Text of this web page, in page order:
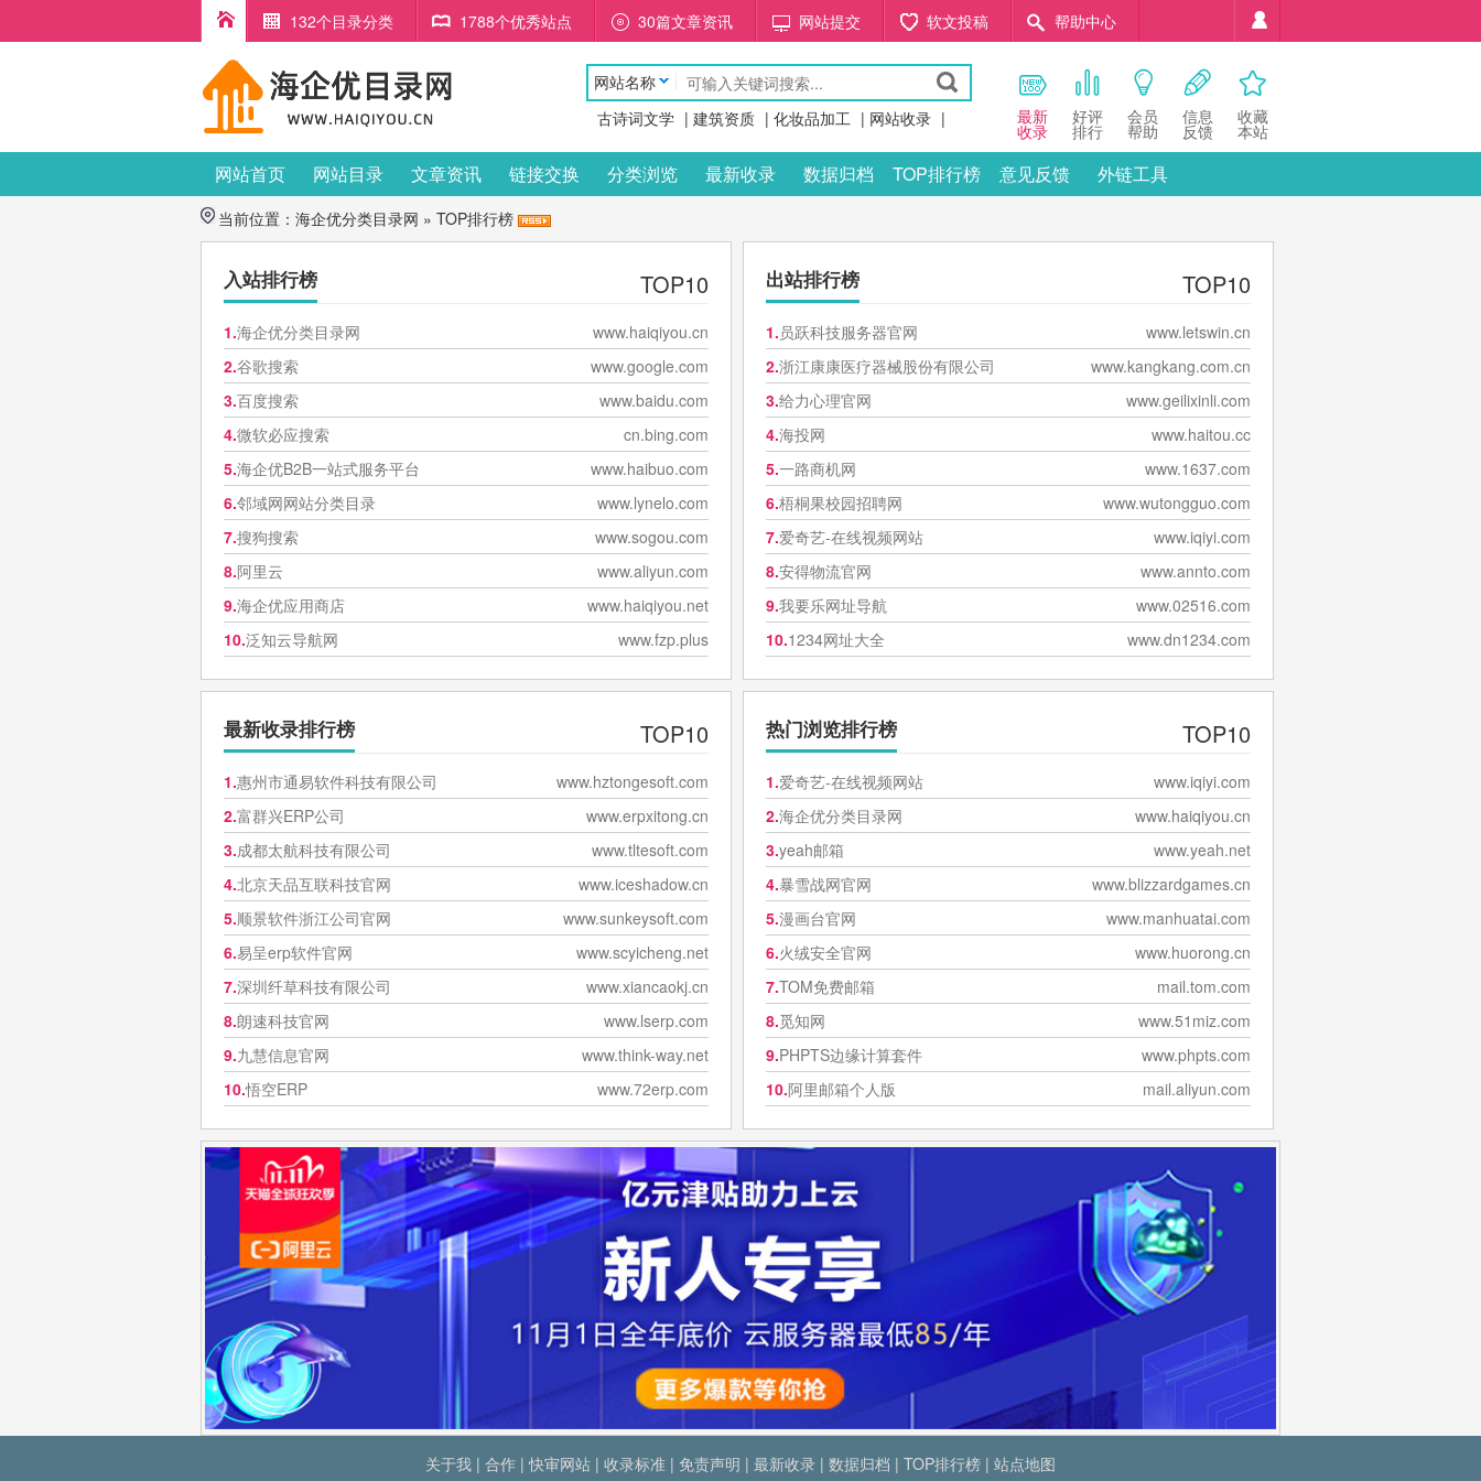
132个目录分类 1788个优秀站点 30篇文章资讯 网站提交 软文投稿 帮助中心
网站名称
古诗词文学 | 建筑资质 | 化妆品加工 | 网站收录 | 最新
收录
好评
排行
会员
帮助
信息
反馈
收藏
本站
网站首页 网站目录 文章资讯 链接交换 分类浏览 最新收录 数据归档 TOP排行榜 意见反馈 外链工具
当前位置： 海企优分类目录网 » TOP排行榜
入站排行榜 TOP10
1.海企优分类目录网
www.haiqiyou.cn
2.谷歌搜索
www.google.com
3.百度搜索
www.baidu.com
4.微软必应搜索
cn.bing.com
5.海企优B2B一站式服务平台
www.haibuo.com
6.邻域网网站分类目录
www.lynelo.com
7.搜狗搜索
www.sogou.com
8.阿里云
www.aliyun.com
9.海企优应用商店
www.haiqiyou.net
10.泛知云导航网 www.fzp.plus
出站排行榜 TOP10
1.员跃科技服务器官网
www.letswin.cn
2.浙江康康医疗器械股份有限公司
www.kangkang.com.cn
3.给力心理官网
www.geilixinli.com
4.海投网
www.haitou.cc
5.一路商机网
www.1637.com
6.梧桐果校园招聘网
www.wutongguo.com
7.爱奇艺-在线视频网站
www.iqiyi.com
8.安得物流官网
www.annto.com
9.我要乐网址导航
www.02516.com
10.1234网址大全 www.dn1234.com
最新收录排行榜 TOP10
1.惠州市通易软件科技有限公司
www.hztongesoft.com
2.富群兴ERP公司
www.erpxitong.cn
3.成都太航科技有限公司
www.tltesoft.com
4.北京天品互联科技官网
www.iceshadow.cn
5.顺景软件浙江公司官网
www.sunkeysoft.com
6.易呈erp软件官网
www.scyicheng.net
7.深圳纤草科技有限公司
www.xiancaokj.cn
8.朗速科技官网
www.lserp.com
9.九慧信息官网
www.think-way.net
10.悟空ERP www.72erp.com
热门浏览排行榜 TOP10
1.爱奇艺-在线视频网站
www.iqiyi.com
2.海企优分类目录网
www.haiqiyou.cn
3.yeah邮箱
www.yeah.net
4.暴雪战网官网
www.blizzardgames.cn
5.漫画台官网
www.manhuatai.com
6.火绒安全官网
www.huorong.cn
7.TOM免费邮箱
mail.tom.com
8.觅知网
www.51miz.com
9.PHPTS边缘计算套件
www.phpts.com
10.阿里邮箱个人版 mail.aliyun.com
关于我 | 合作 |快审网站 | 收录标准 | 免责声明 | 最新收录 | 数据归档 | TOP排行榜 | 站点地图